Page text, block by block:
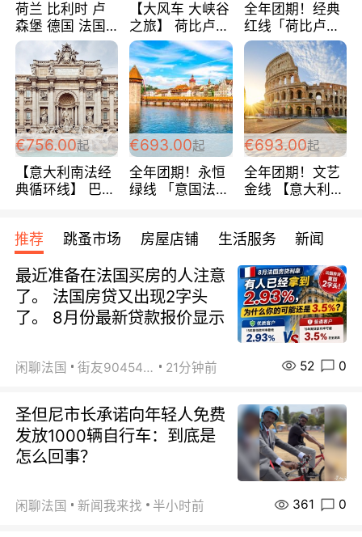
荷兰 比利时 卢
森堡 德国 法国
超爽玩遍西欧 循
环线 全程四星宾
馆 108欧/人/天
【大风车 大峡谷
之旅】 荷比卢德
法 巴黎上下 经
典五国四日游
488欧/人
全年团期！经典
红线「荷比卢德
法」七天循环 五
国 仅售99欧/人/
天！巴黎上下！
包拼房~
€756.00起
【意大利南法经
典循环线】 巴黎
宾馆 108欧/天起
全程756欧/位
€693.00起
全年团期！永恒
绿线 「意国法
欧/天起 ~包拼房
€693.00起
全年团期！文艺
金线 【意大利一
每周铁发！
推荐 跳蚤市场 房屋店铺 生活服务 新闻
最近准备在法国买房的人注意
了。 法国房贷又出现2字头
了。 8月份最新贷款报价显示
闲聊法国 街友90454511 21分钟前 52 0
圣但尼市长承诺向年轻人免费
发放1000辆自行车：到底是
怎么回事？
闲聊法国 新闻我来找 半小时前 361 0